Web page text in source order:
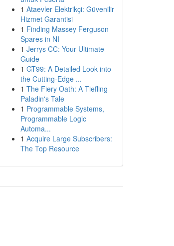
1 Ataevler Elektrikçi: Güvenilir
Hizmet Garantisi
1 Finding Massey Ferguson
Spares in NI
1 Jerrys CC: Your Ultimate
Guide
1 GT99: A Detailed Look into
the Cutting-Edge ...
1 The Fiery Oath: A Tiefling
Paladin's Tale
1 Programmable Systems,
Programmable Logic
Automa...
1 Acquire Large Subscribers:
The Top Resource